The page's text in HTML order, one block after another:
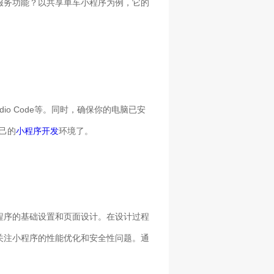
功能？以共享单车小程序为例，它的
Code等。同时，确保你的电脑已安
的小程序开发环境了。
的基础设置和页面设计。在设计过程
小程序的性能优化和安全性问题。通